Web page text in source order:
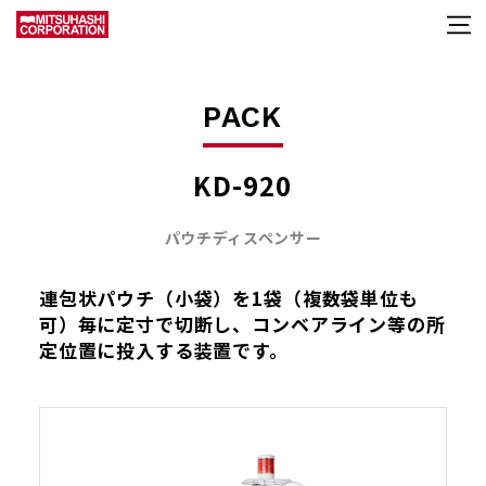
PACK
KD-920
パウチディスペンサー
連包状パウチ（小袋）を1袋（複数袋単位も
可）毎に定寸で切断し、コンベアライン等の所
定位置に投入する装置です。